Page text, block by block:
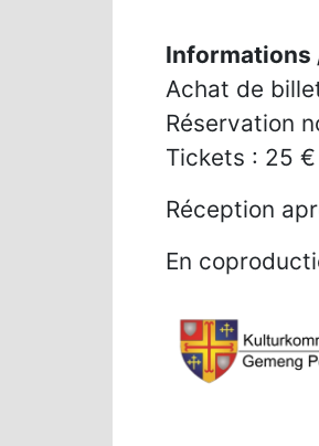
Informations
Achat de
Réservation
Tickets : 25
Réception
En